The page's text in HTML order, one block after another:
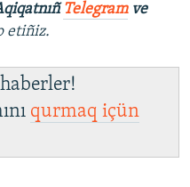
Telegramve
etiñiz.
qurmaq içün